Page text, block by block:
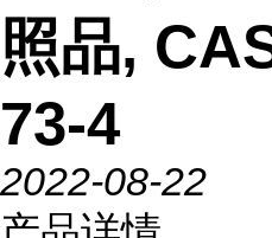
照品,
73-4
2022-08-22